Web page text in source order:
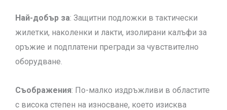
Най-добър за: Защитни подложки в тактически
жилетки, наколенки и лакти, изолирани калъфи за
оръжие и подплатени прегради за чувствително
оборудване.
Съображения: По-малко издръжливи в областите
с висока степен на износване, което изисква